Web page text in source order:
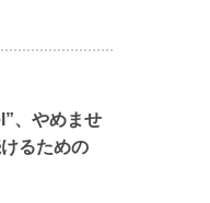
、やめませ
るための